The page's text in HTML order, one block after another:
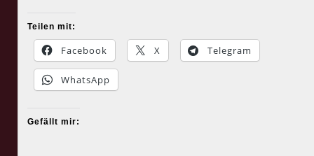
Teilen mit:
Facebook X Telegram
WhatsApp
Gefällt mir: